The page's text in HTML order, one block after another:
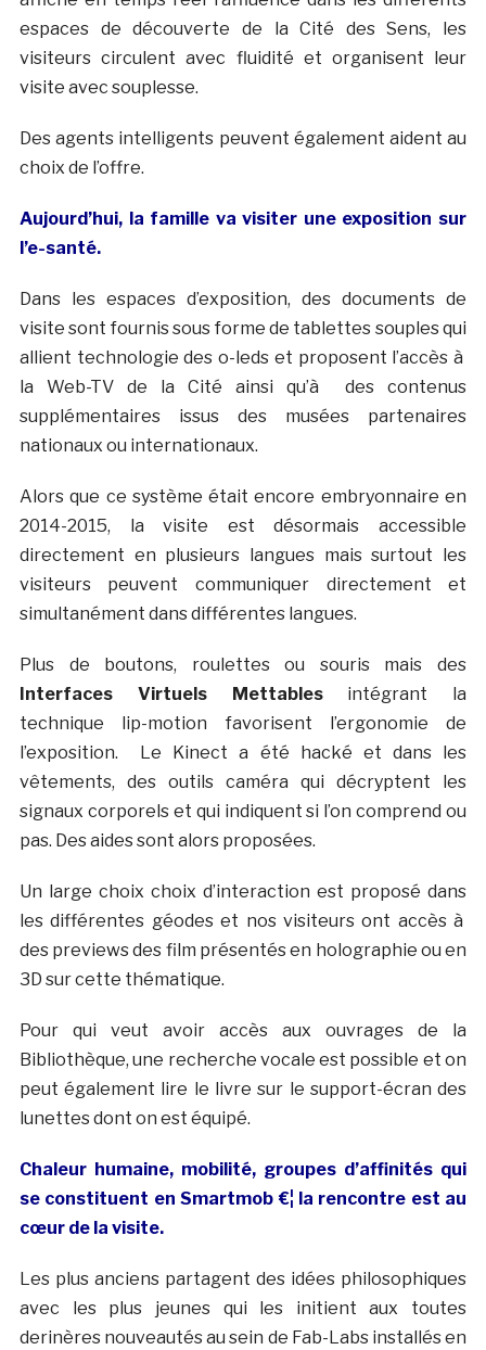
espaces de découverte de la Cité des Sens, les
visiteurs circulent avec fluidité et organisent leur
visite avec souplesse.
Des agents intelligents peuvent également aident au
choix de l’offre.
Aujourd’hui, la famille va visiter une exposition sur
l’e-santé.
Dans les espaces d’exposition, des documents de
visite sont fournis sous forme de tablettes souples qui
allient technologie des o-leds et proposent l’accès à
la Web-TV de la Cité ainsi qu’à des contenus
supplémentaires issus des musées partenaires
nationaux ou internationaux.
Alors que ce système était encore embryonnaire en
2014-2015, la visite est désormais accessible
directement en plusieurs langues mais surtout les
visiteurs peuvent communiquer directement et
simultanément dans différentes langues.
Plus de boutons, roulettes ou souris mais des
Interfaces Virtuels Mettablesintégrant la
technique lip-motion favorisent l’ergonomie de
l’exposition. Le Kinect a été hacké et dans les
vêtements, des outils caméra qui décryptent les
signaux corporels et qui indiquent si l’on comprend ou
pas. Des aides sont alors proposées.
Un large choix choix d’interaction est proposé dans
les différentes géodes et nos visiteurs ont accès à
des previews des film présentés en holographie ou en
3D sur cette thématique.
Pour qui veut avoir accès aux ouvrages de la
Bibliothèque, une recherche vocale est possible et on
peut également lire le livre sur le support-écran des
lunettes dont on est équipé.
Chaleur humaine, mobilité, groupes d’affinités qui
se constituent en Smartmob €¦ la rencontre est au
cœur de la visite.
Les plus anciens partagent des idées philosophiques
avec les plus jeunes qui les initient aux toutes
derinères nouveautés au sein de Fab-Labs installés en